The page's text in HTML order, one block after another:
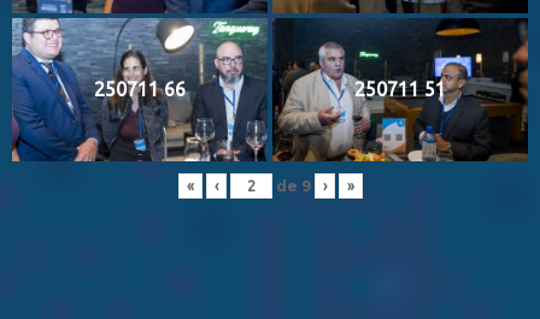
250711 66 250711 51
« ‹ de 9 › »